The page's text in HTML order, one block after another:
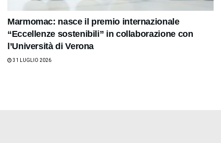
Marmomac: nasce il premio internazionale
“Eccellenze sostenibili” in collaborazione con
l’Università di Verona
31 LUGLIO 2026